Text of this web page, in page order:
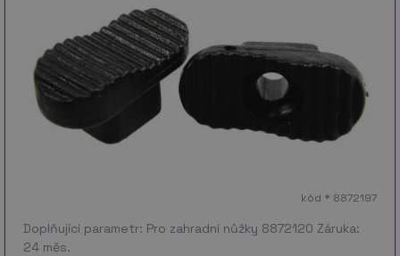
kód * 8872197
Doplňující parametr: Pro zahradní nůžky 8872120 Záruka:
24 měs.